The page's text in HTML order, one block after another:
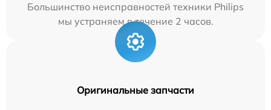
Большинство неисправностей техники Philips
мы устраняем в течение 2 часов.
Оригинальные запчасти